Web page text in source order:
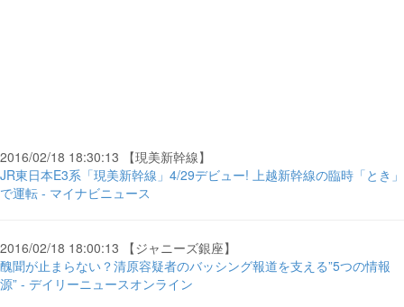
2016/02/18 18:30:13 【現美新幹線】
JR東日本E3系「現美新幹線」4/29デビュー! 上越新幹線の臨時「とき」
で運転 - マイナビニュース
2016/02/18 18:00:13 【ジャニーズ銀座】
醜聞が止まらない？清原容疑者のバッシング報道を支える”5つの情報
源” - デイリーニュースオンライン